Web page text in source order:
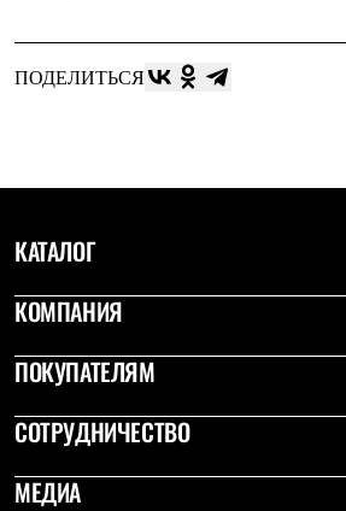
ПОДЕЛИТЬСЯ
КАТАЛОГ
КОМПАНИЯ
ПОКУПАТЕЛЯМ
СОТРУДНИЧЕСТВО
МЕДИА